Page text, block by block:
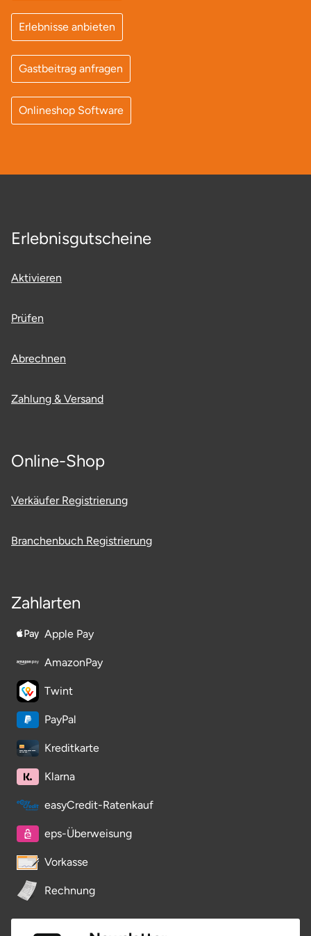
Erlebnisse anbieten
Gastbeitrag anfragen
Onlineshop Software
Erlebnisgutscheine
Aktivieren
Prüfen
Abrechnen
Zahlung & Versand
Online-Shop
Verkäufer Registrierung
Branchenbuch Registrierung
Zahlarten
Apple Pay
AmazonPay
Twint
PayPal
Kreditkarte
Klarna
easyCredit-Ratenkauf
eps-Überweisung
Vorkasse
Rechnung
Ostholstein
Oy-Mittelberg
Prignitz
Regensburg
Rheine
Rodgau
Rostock
Rügen
Salzgitter
Schongau
Schwabach
Schweinfurt
Segeberg
Seligenstadt